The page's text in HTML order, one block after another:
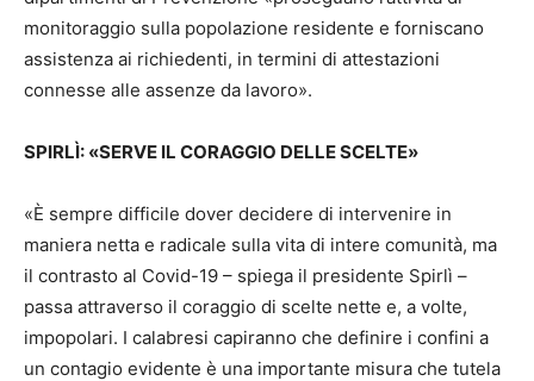
monitoraggio sulla popolazione residente e forniscano
assistenza ai richiedenti, in termini di attestazioni
connesse alle assenze da lavoro».
SPIRLÌ: «SERVE IL CORAGGIO DELLE SCELTE»
«È sempre difficile dover decidere di intervenire in
maniera netta e radicale sulla vita di intere comunità, ma
il contrasto al Covid-19 – spiega il presidente Spirlì –
passa attraverso il coraggio di scelte nette e, a volte,
impopolari. I calabresi capiranno che definire i confini a
un contagio evidente è una importante misura che tutela